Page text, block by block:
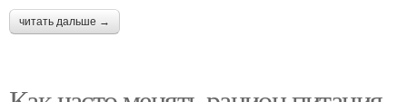
читать дальше →